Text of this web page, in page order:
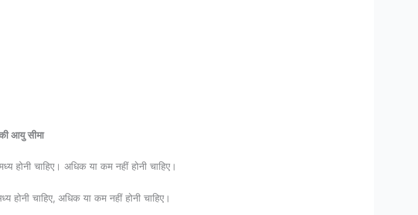
आयु सीमा
होनी चाहिए। अधिक या कम नहीं होनी चाहिए।
चाहिए, अधिक या कम नहीं होनी चाहिए।